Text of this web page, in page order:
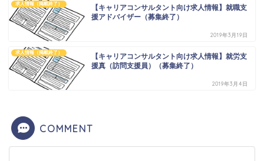
求人情報（掲載終了）
【キャリアコンサルタント向け求人情報】就職支
援アドバイザー（募集終了）
2019年3月19日
求人情報（掲載終了）
【キャリアコンサルタント向け求人情報】就労支
援真（訪問支援員）（募集終了）
2019年3月4日
COMMENT